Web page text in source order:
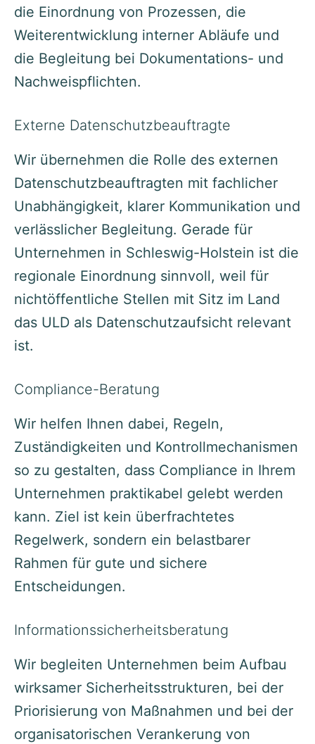
die Einordnung von Prozessen, die
Weiterentwicklung interner Abläufe und
die Begleitung bei Dokumentations- und
Nachweispflichten.
Externe Datenschutzbeauftragte
Wir übernehmen die Rolle des externen
Datenschutzbeauftragten mit fachlicher
Unabhängigkeit, klarer Kommunikation und
verlässlicher Begleitung. Gerade für
Unternehmen in Schleswig-Holstein ist die
regionale Einordnung sinnvoll, weil für
nichtöffentliche Stellen mit Sitz im Land
das ULD als Datenschutzaufsicht relevant
ist.
Compliance-Beratung
Wir helfen Ihnen dabei, Regeln,
Zuständigkeiten und Kontrollmechanismen
so zu gestalten, dass Compliance in Ihrem
Unternehmen praktikabel gelebt werden
kann. Ziel ist kein überfrachtetes
Regelwerk, sondern ein belastbarer
Rahmen für gute und sichere
Entscheidungen.
Informationssicherheitsberatung
Wir begleiten Unternehmen beim Aufbau
wirksamer Sicherheitsstrukturen, bei der
Priorisierung von Maßnahmen und bei der
organisatorischen Verankerung von